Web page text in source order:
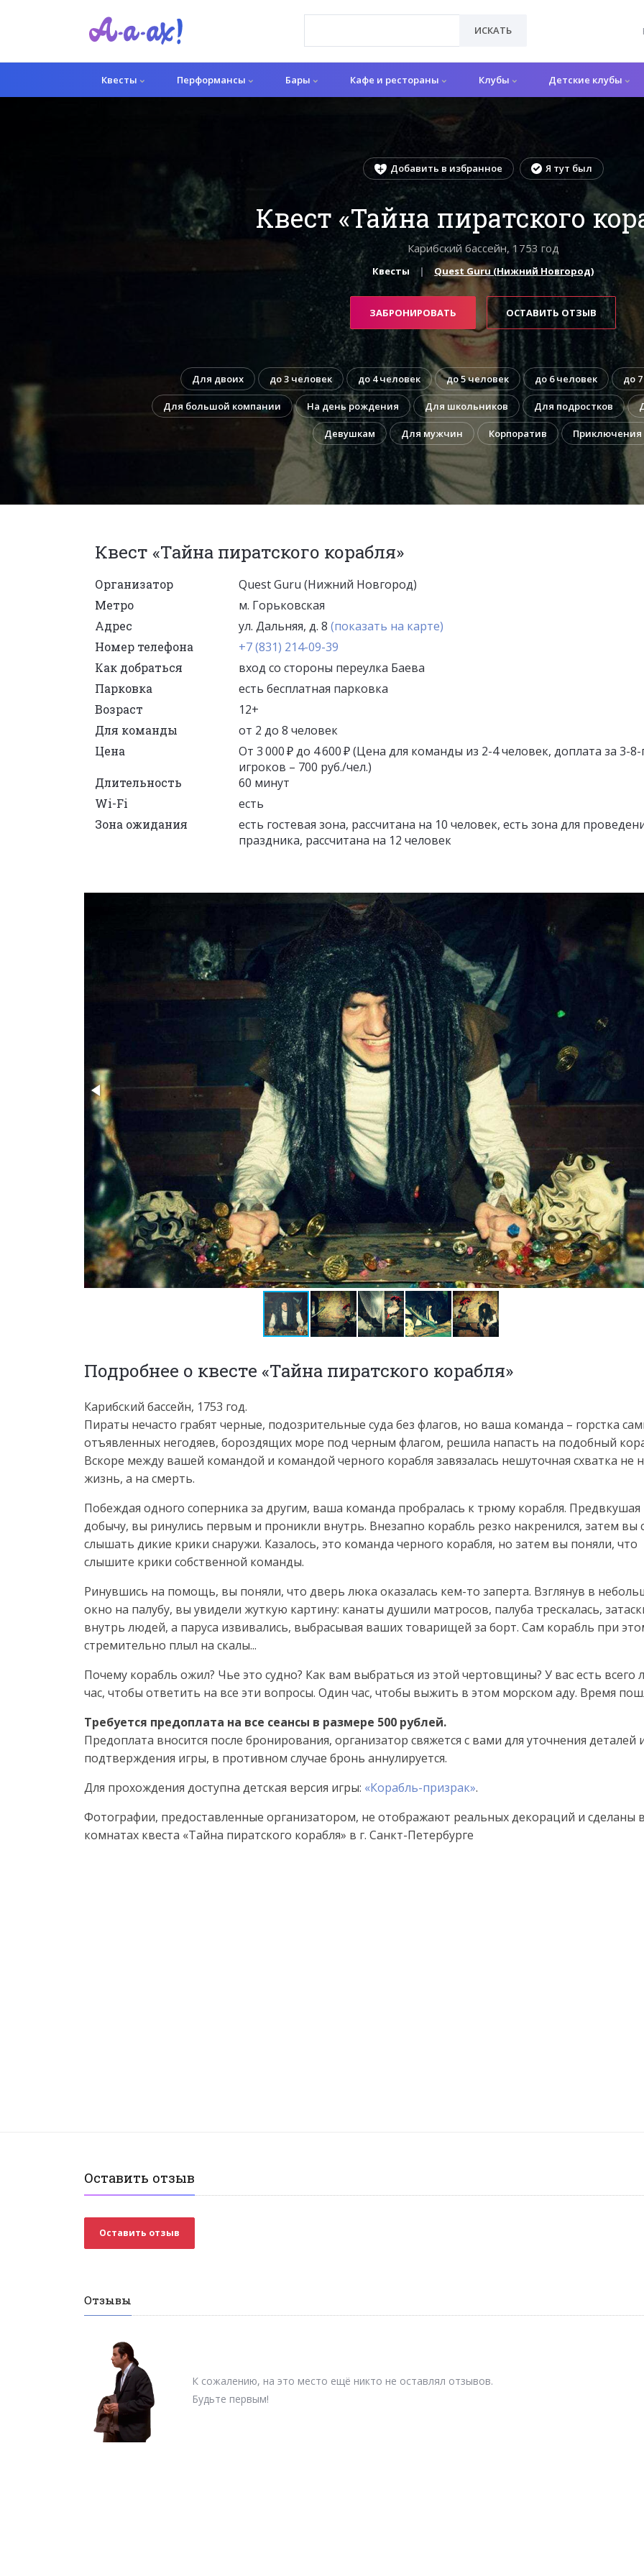
ИСКАТЬ
Квесты Перформансы Бары Кафе и рестораны Клубы Детские клубы
Добавить в избранное Я тут был
Квест «Тайна пиратского
Карибский бассейн, 1753 год
Квесты Quest Guru (Нижний Новгород)
ЗАБРОНИРОВАТЬ ОСТАВИТЬ ОТЗЫВ
Для двоих до 3 человек до 4 человек до 5 человек до 6 человек до
Для большой компании На день рождения Для школьников Для подростков
Девушкам Для мужчин Корпоратив Приключения
Квест «Тайна пиратского корабля»
Организатор Quest Guru (Нижний Новгород)
Метро м. Горьковская
Адрес ул. Дальняя, д. 8 (показать на карте)
Номер телефона +7 (831) 214-09-39
Как добраться вход со стороны переулка Баева
Парковка есть бесплатная парковка
Возраст 12+
Для команды от 2 до 8 человек
Цена
От 3 000 ₽ до 4 600 ₽ (Цена для команды из 2-4 человек, доплата за 3-8-
игроков – 700 руб./чел.)
Длительность 60 минут
Wi-Fi есть
Зона ожидания
есть гостевая зона, рассчитана на 10 человек, есть зона для
праздника, рассчитана на 12 человек
Подробнее о квесте «Тайна пиратского корабля»
Карибский бассейн, 1753 год.
Пираты нечасто грабят черные, подозрительные суда без флагов, но ваша команда – горстка
отъявленных негодяев, бороздящих море под черным флагом, решила напасть на подобный
Вскоре между вашей командой и командой черного корабля завязалась нешуточная схватка не
жизнь, а на смерть.
Побеждая одного соперника за другим, ваша команда пробралась к трюму корабля. Предвкушая
добычу, вы ринулись первым и проникли внутрь. Внезапно корабль резко накренился, затем вы
слышать дикие крики снаружи. Казалось, это команда черного корабля, но затем вы поняли, что
слышите крики собственной команды.
Ринувшись на помощь, вы поняли, что дверь люка оказалась кем-то заперта. Взглянув в
окно на палубу, вы увидели жуткую картину: канаты душили матросов, палуба трескалась,
внутрь людей, а паруса извивались, выбрасывая ваших товарищей за борт. Сам корабль при
стремительно плыл на скалы...
Почему корабль ожил? Чье это судно? Как вам выбраться из этой чертовщины? У вас есть всего
час, чтобы ответить на все эти вопросы. Один час, чтобы выжить в этом морском аду. Время
Требуется предоплата на все сеансы в размере 500 рублей.
Предоплата вносится после бронирования, организатор свяжется с вами для уточнения деталей
подтверждения игры, в противном случае бронь аннулируется.
Для прохождения доступна детская версия игры: «Корабль-призрак».
Фотографии, предоставленные организатором, не отображают реальных декораций и сделаны в
комнатах квеста «Тайна пиратского корабля» в г. Санкт-Петербурге
Оставить отзыв
Оставить отзыв
Отзывы
К сожалению, на это место ещё никто не оставлял отзывов.
Будьте первым!